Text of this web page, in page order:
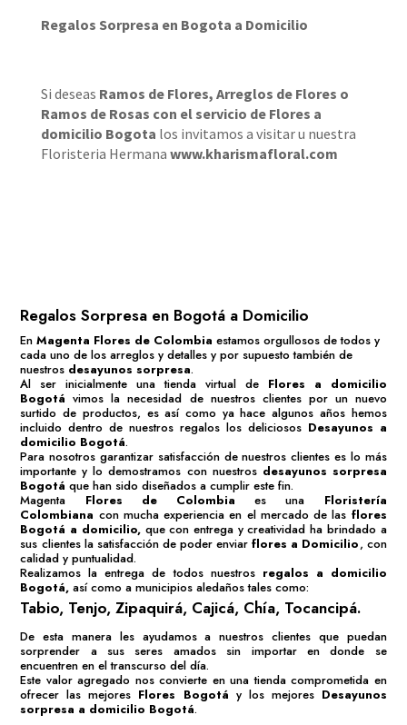
Regalos Sorpresa en Bogota a Domicilio
Si deseas Ramos de Flores, Arreglos de Flores o
Ramos de Rosas con el servicio de Flores a
domicilio Bogota los invitamos a visitar u nuestra
Floristeria Hermana www.kharismafloral.com
Regalos Sorpresa en Bogotá a Domicilio
EnMagenta Flores de Colombia estamos orgullosos de todos y
cada uno de los arreglos y detalles y por supuesto también de
nuestros desayunos sorpresa.
Al ser inicialmente una tienda virtual de Flores a domicilio
Bogotá vimos la necesidad de nuestros clientes por un nuevo
surtido de productos, es así como ya hace algunos años hemos
incluido dentro de nuestros regalos los deliciosos Desayunos a
domicilio Bogotá.
Para nosotros garantizar satisfacción de nuestros clientes es lo más
importante y lo demostramos con nuestros desayunos sorpresa
Bogotá que han sido diseñados a cumplir este fin.
Magenta Flores de Colombia es una
Floristería
Colombiana con mucha experiencia en el mercado de las flores
Bogotá a domicilio, que con entrega y creatividad ha brindado a
sus clientes la satisfacción de poder enviar flores a Domicilio, con
calidad y puntualidad.
Realizamos la entrega de todos nuestros regalos a domicilio
Bogotá, así como a municipios aledaños tales como:
Tabio, Tenjo, Zipaquirá, Cajicá, Chía, Tocancipá.
De esta manera les ayudamos a nuestros clientes que puedan
sorprender a sus seres amados sin importar en donde se
encuentren en el transcurso del día.
Este valor agregado nos convierte en una tienda comprometida en
ofrecer las mejores Flores Bogotá y los mejores Desayunos
sorpresa a domicilio Bogotá.